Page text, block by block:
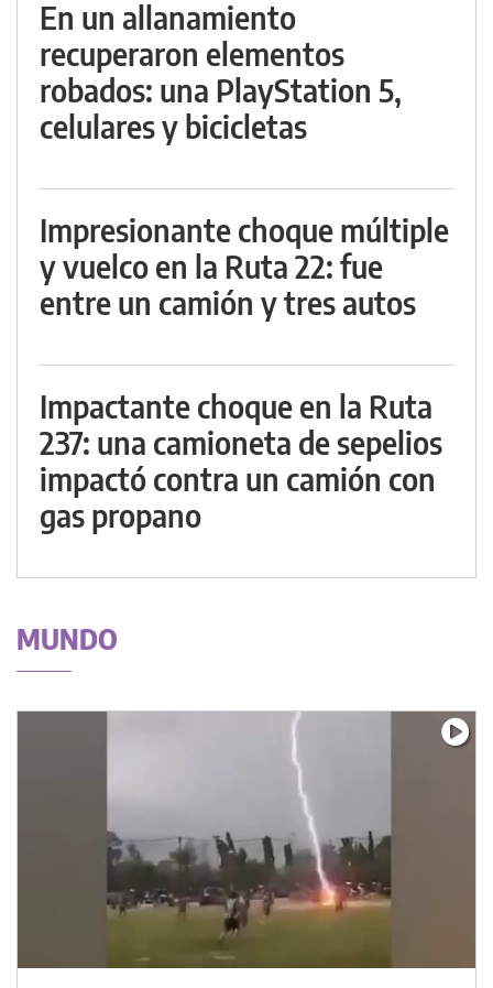
En un allanamiento
recuperaron elementos
robados: una PlayStation 5,
celulares y bicicletas
Impresionante choque múltiple
y vuelco en la Ruta 22: fue
entre un camión y tres autos
Impactante choque en la Ruta
237: una camioneta de sepelios
impactó contra un camión con
gas propano
MUNDO